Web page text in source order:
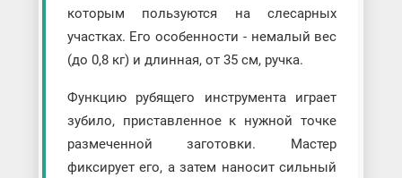
которым пользуются на слесарных
участках. Его особенности - немалый вес
(до 0,8 кг) и длинная, от 35 см, ручка.
Функцию рубящего инструмента играет
зубило, приставленное к нужной точке
размеченной заготовки. Мастер
фиксирует его, а затем наносит сильный